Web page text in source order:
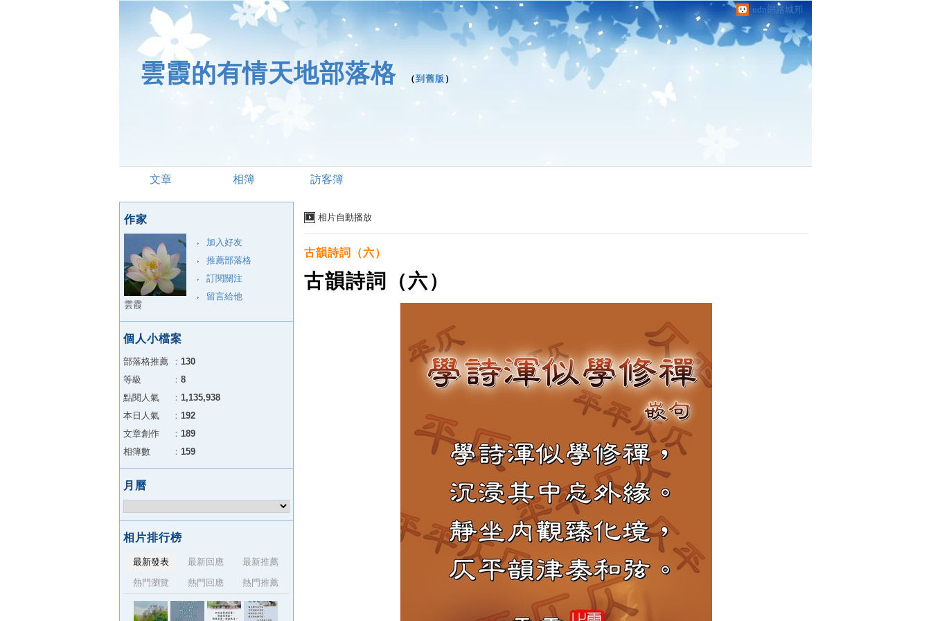
udn網路城邦
雲霞的有情天地部落格 （到舊版 ）
文章 相簿 訪客簿
相片自動播放
古韻詩詞（六）
古韻詩詞（六）
作家
加入好友
推薦部落格
訂閱關注
留言給他
雲霞
個人小檔案
部落格推薦 ： 130
等級
： 8
點閱人氣
： 1,135,938
本日人氣
： 192
文章創作
： 189
相簿數
： 159
月曆
相片排行榜
最新發表 最新回應
最新推薦
熱門瀏覽
熱門回應 熱門推薦